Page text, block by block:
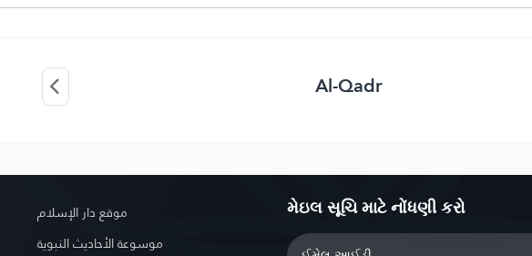
Al-Qadr
موقع دار الإسلام
موسوعة الأحاديث النبوية
મેઇલ સૂચિ માટે નોંધણી કરો